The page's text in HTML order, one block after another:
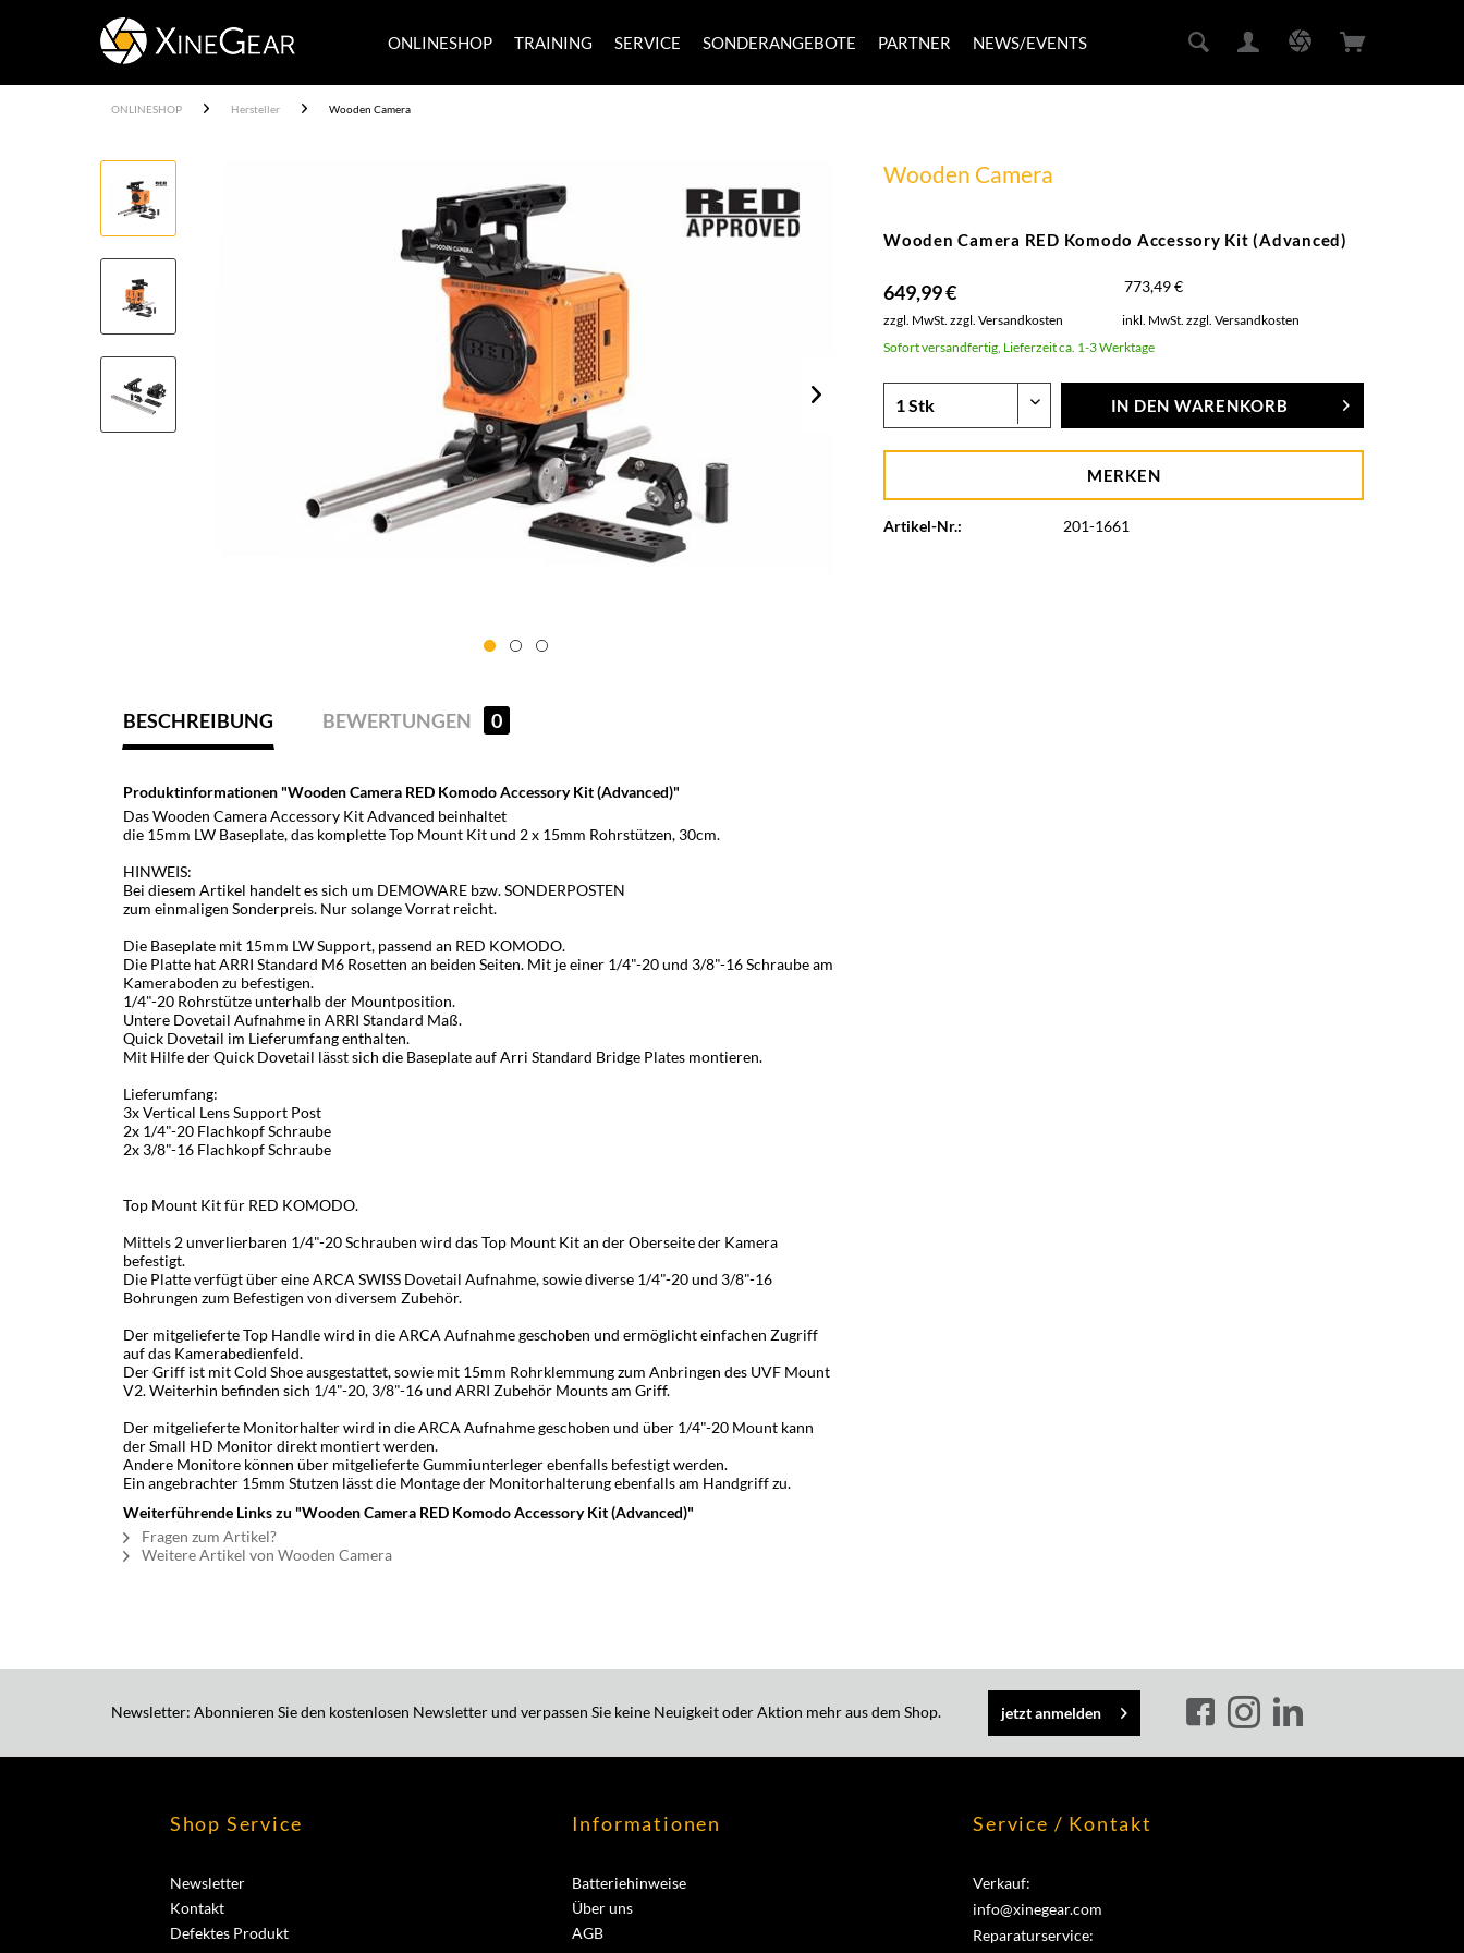
ONLINESHOP TRAINING SERVICE SONDERANGEBOTE PARTNER NEWS/EVENTS
ONLINESHOP Hersteller Wooden Camera
Wooden Camera
Wooden Camera RED Komodo Accessory Kit (Advanced)
649,99 € 773,49 €
zzgl. MwSt.zzgl. Versandkosten inkl. MwSt.zzgl. Versandkosten
Sofort versandfertig, Lieferzeit ca. 1-3 Werktage
IN DEN WARENKORB
MERKEN
Artikel-Nr.: 201-1661
BESCHREIBUNG BEWERTUNGEN 0
Produktinformationen "Wooden Camera RED Komodo Accessory Kit (Advanced)"
Das Wooden Camera Accessory Kit Advanced beinhaltet
die 15mm LW Baseplate, das komplette Top Mount Kit und 2 x 15mm Rohrstützen, 30cm.
HINWEIS:
Bei diesem Artikel handelt es sich um DEMOWARE bzw. SONDERPOSTEN
zum einmaligen Sonderpreis. Nur solange Vorrat reicht.
Die Baseplate mit 15mm LW Support, passend an RED KOMODO.
Die Platte hat ARRI Standard M6 Rosetten an beiden Seiten. Mit je einer 1/4"-20 und 3/8"-16 Schraube am
Kameraboden zu befestigen.
1/4"-20 Rohrstütze unterhalb der Mountposition.
Untere Dovetail Aufnahme in ARRI Standard Maß.
Quick Dovetail im Lieferumfang enthalten.
Mit Hilfe der Quick Dovetail lässt sich die Baseplate auf Arri Standard Bridge Plates montieren.
Lieferumfang:
3x Vertical Lens Support Post
2x 1/4"-20 Flachkopf Schraube
2x 3/8"-16 Flachkopf Schraube
Top Mount Kit für RED KOMODO.
Mittels 2 unverlierbaren 1/4"-20 Schrauben wird das Top Mount Kit an der Oberseite der Kamera
befestigt.
Die Platte verfügt über eine ARCA SWISS Dovetail Aufnahme, sowie diverse 1/4"-20 und 3/8"-16
Bohrungen zum Befestigen von diversem Zubehör.
Der mitgelieferte Top Handle wird in die ARCA Aufnahme geschoben und ermöglicht einfachen Zugriff
auf das Kamerabedienfeld.
Der Griff ist mit Cold Shoe ausgestattet, sowie mit 15mm Rohrklemmung zum Anbringen des UVF Mount
V2. Weiterhin befinden sich 1/4"-20, 3/8"-16 und ARRI Zubehör Mounts am Griff.
Der mitgelieferte Monitorhalter wird in die ARCA Aufnahme geschoben und über 1/4"-20 Mount kann
der Small HD Monitor direkt montiert werden.
Andere Monitore können über mitgelieferte Gummiunterleger ebenfalls befestigt werden.
Ein angebrachter 15mm Stutzen lässt die Montage der Monitorhalterung ebenfalls am Handgriff zu.
Weiterführende Links zu "Wooden Camera RED Komodo Accessory Kit (Advanced)"
Fragen zum Artikel?
Weitere Artikel von Wooden Camera
Newsletter: Abonnieren Sie den kostenlosen Newsletter und verpassen Sie keine Neuigkeit oder Aktion mehr aus dem Shop. jetzt anmelden
Shop Service
Newsletter
Kontakt
Defektes Produkt
Informationen
Batteriehinweise
Über uns
AGB
Service / Kontakt
Verkauf:
info@xinegear.com
Reparaturservice: